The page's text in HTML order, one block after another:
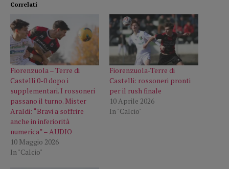
Correlati
Fiorenzuola – Terre di
Castelli 0-0 dopo i
supplementari. I rossoneri
passano il turno. Mister
Araldi: “Bravi a soffrire
anche in inferiorità
numerica” – AUDIO
10 Maggio 2026
In "Calcio"
Fiorenzuola-Terre di
Castelli: rossoneri pronti
per il rush finale
10 Aprile 2026
In "Calcio"